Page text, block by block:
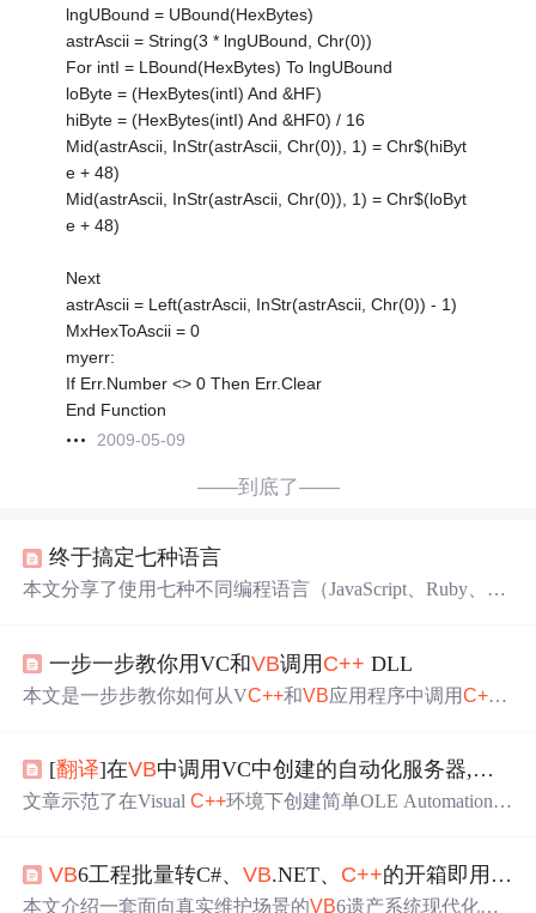
lngUBound = UBound(HexBytes)
astrAscii = String(3 * lngUBound, Chr(0))
For intI = LBound(HexBytes) To lngUBound
loByte = (HexBytes(intI) And &HF)
hiByte = (HexBytes(intI) And &HF0) / 16
Mid(astrAscii, InStr(astrAscii, Chr(0)), 1) = Chr$(hiByt
e + 48)
Mid(astrAscii, InStr(astrAscii, Chr(0)), 1) = Chr$(loByt
e + 48)
Next
astrAscii = Left(astrAscii, InStr(astrAscii, Chr(0)) - 1)
MxHexToAscii = 0
myerr:
If Err.Number <> 0 Then Err.Clear
End Function
2009-05-09
——到底了——
终于搞定七种语言
本文分享了使用七种不同编程语言（JavaScript、Ruby、Jav
程，并对微软的开发工具Visual Studio 2008进行了点评。
一步一步教你用VC和VB调用 C++ DLL
本文是一步步教你如何从VC++和VB应用程序中调用C++
设置等关键环节。
[翻译]在VB中调用VC中创建的自动化服务器,使用语法OBJ1.OBJ2.Property
文章示范了在VisualC++环境下创建简单OLE Automation服
骤，以及在VB中测试服务器程序的过程，且代码在VC6.0
和VB6.0环境下测试成功。
VB6工程批量转C#、VB.NET、 C++的开箱即用迁移工具集
本文介绍一套面向真实维护场景的VB6遗产系统现代化工